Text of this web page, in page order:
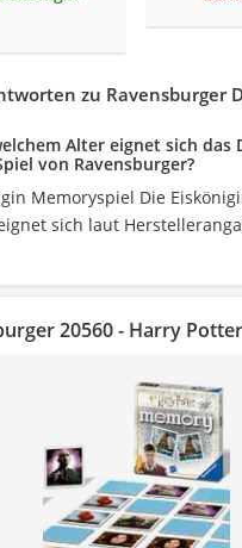
zu Ravensburger
Alter eignet sich das
von Ravensburger?
Memoryspiel Die
sich laut
20560 - Harry Potter